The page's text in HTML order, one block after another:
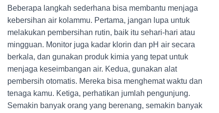
Beberapa langkah sederhana bisa membantu menjaga
kebersihan air kolammu. Pertama, jangan lupa untuk
melakukan pembersihan rutin, baik itu sehari-hari atau
mingguan. Monitor juga kadar klorin dan pH air secara
berkala, dan gunakan produk kimia yang tepat untuk
menjaga keseimbangan air. Kedua, gunakan alat
pembersih otomatis. Mereka bisa menghemat waktu dan
tenaga kamu. Ketiga, perhatikan jumlah pengunjung.
Semakin banyak orang yang berenang, semakin banyak